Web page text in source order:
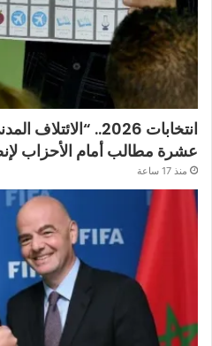
انتخابات 2026..
عشرة مطالب أمام الأحزاب
منذ 17 ساعة